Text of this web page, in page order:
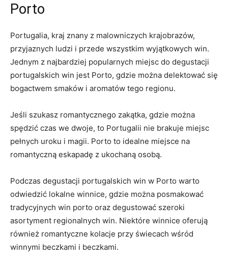
Porto
Portugalia, kraj znany z malowniczych krajobrazów,
przyjaznych ludzi i przede wszystkim wyjątkowych win.
Jednym z najbardziej popularnych miejsc do degustacji
portugalskich win jest Porto, gdzie można delektować się
bogactwem smaków i aromatów tego regionu.
Jeśli szukasz romantycznego zakątka, gdzie można
spędzić czas we dwoje, to Portugalii nie brakuje miejsc
pełnych uroku i magii. Porto to idealne miejsce na
romantyczną eskapadę z ukochaną osobą.
Podczas degustacji portugalskich win w Porto warto
odwiedzić lokalne winnice, gdzie można posmakować
tradycyjnych win porto oraz degustować szeroki
asortyment regionalnych win. Niektóre winnice oferują
również romantyczne kolacje przy świecach wśród
winnymi beczkami i beczkami.